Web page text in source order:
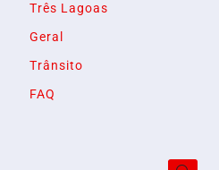
Três Lagoas
Geral
Trânsito
FAQ